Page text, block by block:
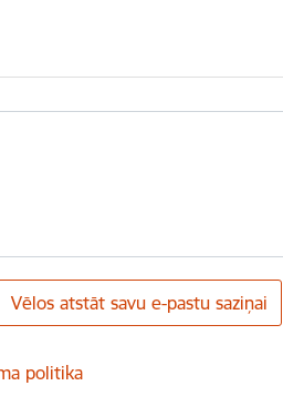
Vēlos atstāt savu e-pastu saziņai
politika